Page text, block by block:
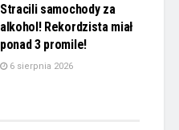
Stracili samochody za
alkohol! Rekordzista miał
ponad 3 promile!
6 sierpnia 2026